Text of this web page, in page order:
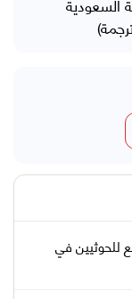
للحوثيين في